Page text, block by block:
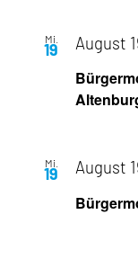
Mi.
19 August
Mi.
19 August